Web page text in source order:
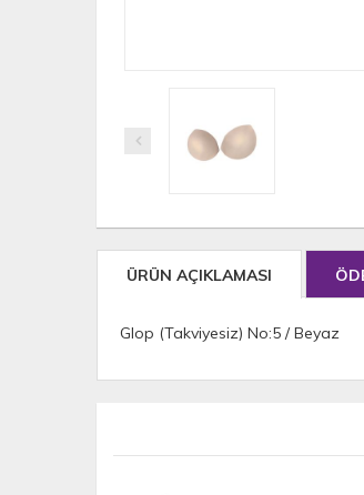
ÜRÜN AÇIKLAMASI
Glop (Takviyesiz) No:5 / Beyaz